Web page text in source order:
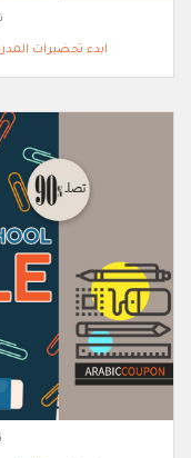
ابدء تحضيرات